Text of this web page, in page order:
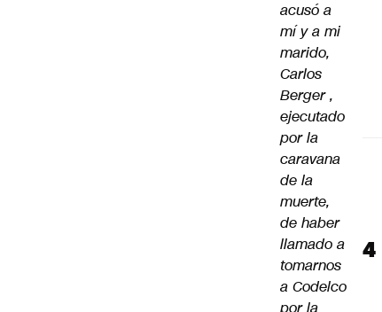
acusó a
mí y a mi
marido,
Carlos
Berger ,
ejecutado
por la
caravana
de la
muerte,
de haber
llamado a
tomarnos
a Codelco
por la